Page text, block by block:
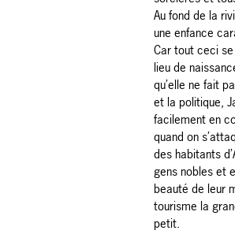
Au fond de la
une enfance
Car tout ceci
lieu de
qu’elle ne fait
et la politique,
facilement en
quand on
des habitants
gens nobles et
beauté de leur
tourisme la
petit.